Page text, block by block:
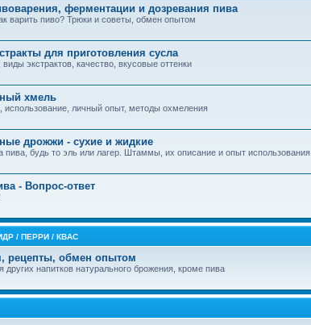
ферментации и дозревания пива
варить пиво? Трюки и советы, обмен опытом
для приготовления сусла
экстрактов, качество, вкусовые оттенки
хмель
использование, личный опыт, методы охмеления
дрожжи - сухие и жидкие
пива, будь то эль или лагер. Штаммы, их описание и опыт использования
- Вопрос-ответ
/ ПЕРРИ / КВАС
рецепты, обмен опытом
других напитков натурального брожения, кроме пива